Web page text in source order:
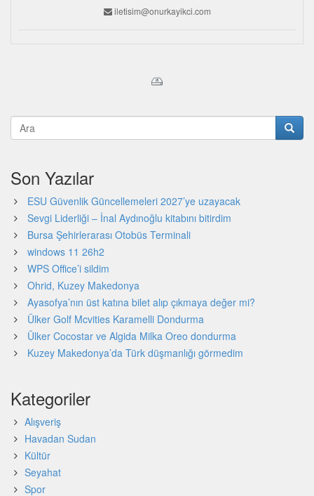
iletisim@onurkayikci.com
Son Yazılar
ESU Güvenlik Güncellemeleri 2027’ye uzayacak
Sevgi Liderliği – İnal Aydınoğlu kitabını bitirdim
Bursa Şehirlerarası Otobüs Terminali
windows 11 26h2
WPS Office’i sildim
Ohrid, Kuzey Makedonya
Ayasofya’nın üst katına bilet alıp çıkmaya değer mi?
Ülker Golf Mcvities Karamelli Dondurma
Ülker Cocostar ve Algida Milka Oreo dondurma
Kuzey Makedonya’da Türk düşmanlığı görmedim
Kategoriler
Alışveriş
Havadan Sudan
Kültür
Seyahat
Spor